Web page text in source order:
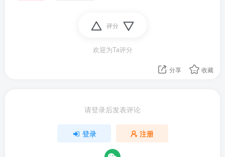
评分
欢迎为Ta评分
分享 收藏
请登录后发表评论
登录 注册